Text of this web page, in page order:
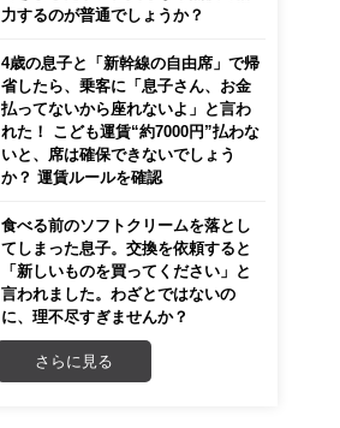
力するのが普通でしょうか？
4歳の息子と「新幹線の自由席」で帰
省したら、乗客に「息子さん、お金
払ってないから座れないよ」と言わ
れた！ こども運賃“約7000円”払わな
いと、席は確保できないでしょう
か？ 運賃ルールを確認
食べる前のソフトクリームを落とし
てしまった息子。交換を依頼すると
「新しいものを買ってください」と
言われました。わざとではないの
に、理不尽すぎませんか？
さらに見る